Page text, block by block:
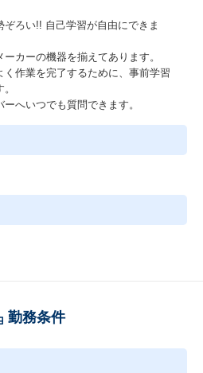
ぞろい!! 自己学習が自由にできま
カーの機器を揃えてあります。
作業を完了するために、事前学習
へいつでも質問できます。
勤務条件